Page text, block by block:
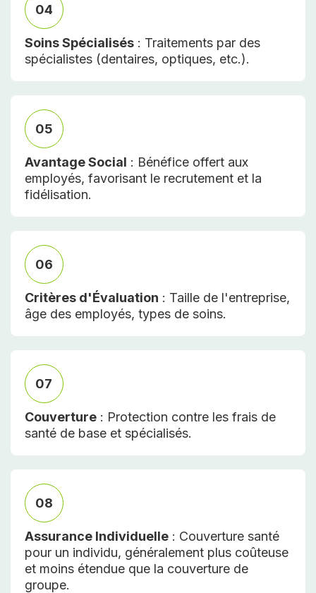
04
Soins Spécialisés : Traitements par des
spécialistes (dentaires, optiques, etc.).
05
Avantage Social : Bénéfice offert aux
employés, favorisant le recrutement et la
fidélisation.
06
Critères d'Évaluation : Taille de l'entreprise,
âge des employés, types de soins.
07
Couverture : Protection contre les frais de
santé de base et spécialisés.
08
Assurance Individuelle : Couverture santé
pour un individu, généralement plus coûteuse
et moins étendue que la couverture de
groupe.